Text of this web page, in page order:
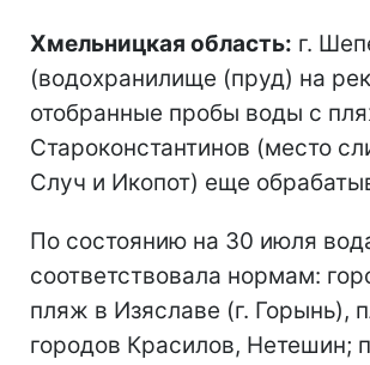
Хмельницкая область: г.
(водохранилище (пруд) на
отобранные пробы воды с
Староконстантинов (место
Случ и Икопот) еще
По состоянию на 30 июля
соответствовала нормам:
пляж в Изяславе (г. Горынь),
городов Красилов, Нетешин;